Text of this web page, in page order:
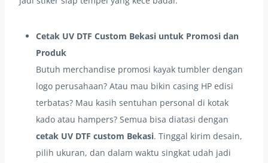
Cetak UV DTF Custom Bekasi untuk Promosi dan
Produk
Butuh merchandise promosi kayak tumbler dengan
logo perusahaan? Atau mau bikin casing HP edisi
terbatas? Mau kasih sentuhan personal di kotak
kado atau hampers? Semua bisa diatasi dengan
cetak UV DTF custom Bekasi. Tinggal kirim desain,
pilih ukuran, dan dalam waktu singkat udah jadi